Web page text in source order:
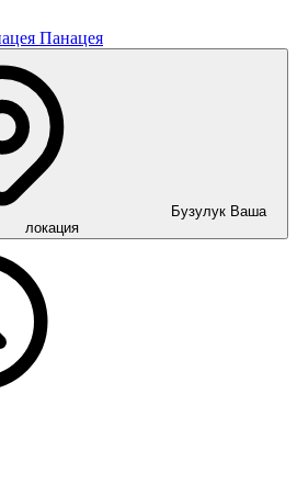
Панацея
Бузулук Ваша
локация